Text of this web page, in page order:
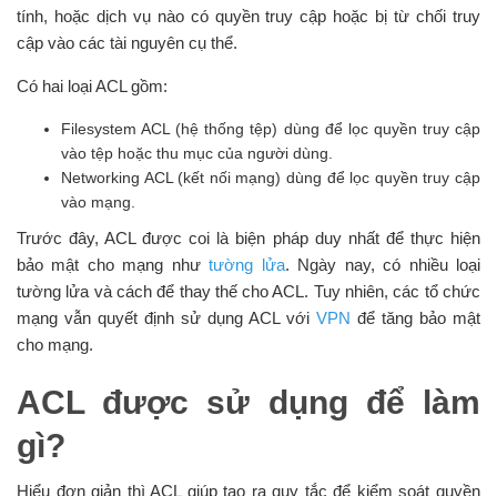
tính, hoặc dịch vụ nào có quyền truy cập hoặc bị từ chối truy
cập vào các tài nguyên cụ thể.
Có hai loại ACL gồm:
Filesystem ACL (hệ thống tệp) dùng để lọc quyền truy cập
vào tệp hoặc thu mục của người dùng.
Networking ACL (kết nối mạng) dùng để lọc quyền truy cập
vào mạng.
Trước đây, ACL được coi là biện pháp duy nhất để thực hiện
bảo mật cho mạng nhưtường lửa. Ngày nay, có nhiều loại
tường lửa và cách để thay thế cho ACL. Tuy nhiên, các tổ chức
mạng vẫn quyết định sử dụng ACL với VPN để tăng bảo mật
cho mạng.
ACL được sử dụng để làm
gì?
Hiểu đơn giản thì ACL giúp tạo ra quy tắc để kiểm soát quyền